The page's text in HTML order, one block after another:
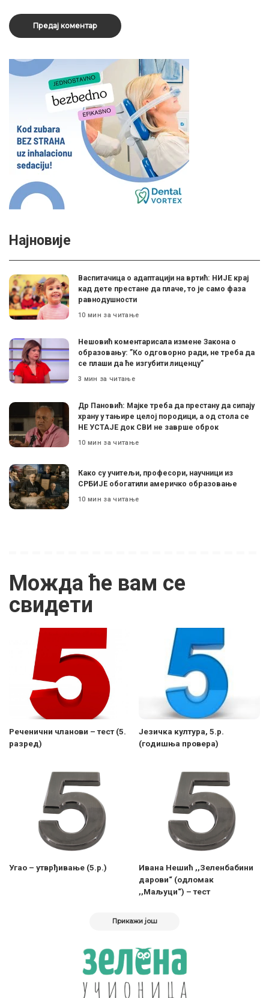
Најновије
Васпитачица о адаптацији на вртић: НИЈЕ крај
кад дете престане да плаче, то је само фаза
равнодушности
10 мин за читање
Нешовић коментарисала измене Закона о
образовању: ”Ко одговорно ради, не треба да
се плаши да ће изгубити лиценцу”
3 мин за читање
Др Пановић: Мајке треба да престану да сипају
храну у тањире целој породици, а од стола се
НЕ УСТАЈЕ док СВИ не заврше оброк
10 мин за читање
Како су учитељи, професори, научници из
СРБИЈЕ обогатили америчко образовање
10 мин за читање
Можда ће вам се
свидети
Реченични чланови – тест (5.
разред)
Језичка култура, 5.р.
(годишња провера)
Угао – утврђивање (5.р.)
Ивана Нешић ,,Зеленбабини
дарови“ (одломак
,,Маљуци“) – тест
Прикажи још